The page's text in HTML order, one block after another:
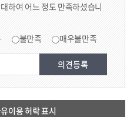
하여 어느 정도 만족하셨습니
불만족 매우불만족
이용 허락 표시